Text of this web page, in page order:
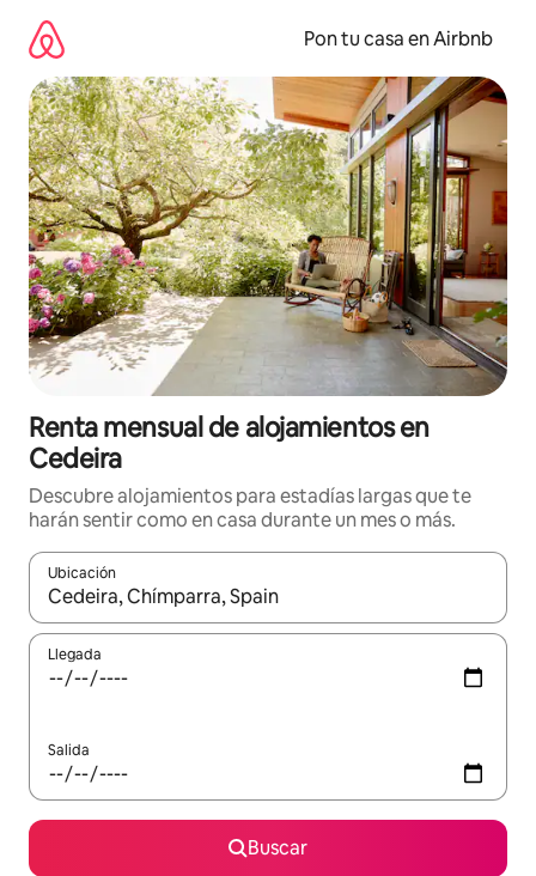
contenido
Pon tu casa en Airbnb
Renta mensual de alojamientos en
Cedeira
Descubre alojamientos para estadías largas que te
harán sentir como en casa durante un mes o más.
Ubicación
Cuando los resultados estén disponibles, navega con las
Llegada
Salida
Buscar